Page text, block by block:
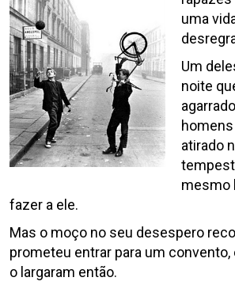
uma
Um
noite
atirado
mesmo
fazer a ele.
Mas o moço no seu desespero
prometeu entrar para um convento,
o largaram então.